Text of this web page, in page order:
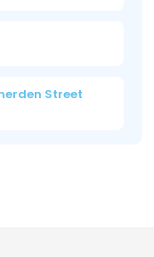
Street